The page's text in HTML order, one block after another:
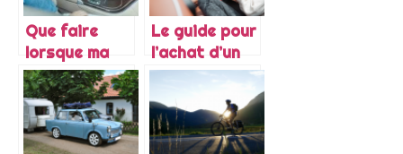
?
Que faire
lorsque ma
voiture
n’accélère
plus ?
Le guide pour
l’achat d’un
adaptateur
de ceinture
de sécurité
enfant